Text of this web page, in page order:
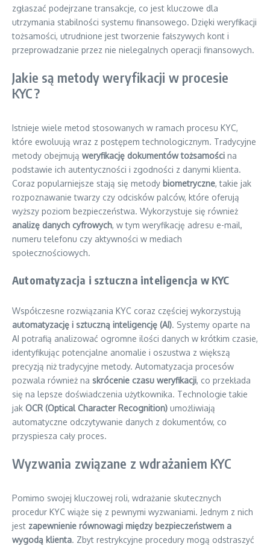
zgłaszać podejrzane transakcje, co jest kluczowe dla
utrzymania stabilności systemu finansowego. Dzięki weryfikacji
tożsamości, utrudnione jest tworzenie fałszywych kont i
przeprowadzanie przez nie nielegalnych operacji finansowych.
Jakie są metody weryfikacji w procesie
KYC?
Istnieje wiele metod stosowanych w ramach procesu KYC,
które ewoluują wraz z postępem technologicznym. Tradycyjne
metody obejmują weryfikację dokumentów tożsamości na
podstawie ich autentyczności i zgodności z danymi klienta.
Coraz popularniejsze stają się metody biometryczne, takie jak
rozpoznawanie twarzy czy odcisków palców, które oferują
wyższy poziom bezpieczeństwa. Wykorzystuje się również
analizę danych cyfrowych, w tym weryfikację adresu e-mail,
numeru telefonu czy aktywności w mediach
społecznościowych.
Automatyzacja i sztuczna inteligencja w KYC
Współczesne rozwiązania KYC coraz częściej wykorzystują
automatyzację i sztuczną inteligencję (AI). Systemy oparte na
AI potrafią analizować ogromne ilości danych w krótkim czasie,
identyfikując potencjalne anomalie i oszustwa z większą
precyzją niż tradycyjne metody. Automatyzacja procesów
pozwala również na skrócenie czasu weryfikacji, co przekłada
się na lepsze doświadczenia użytkownika. Technologie takie
jak OCR (Optical Character Recognition) umożliwiają
automatyczne odczytywanie danych z dokumentów, co
przyspiesza cały proces.
Wyzwania związane z wdrażaniem KYC
Pomimo swojej kluczowej roli, wdrażanie skutecznych
procedur KYC wiąże się z pewnymi wyzwaniami. Jednym z nich
jest zapewnienie równowagi między bezpieczeństwem a
wygodą klienta. Zbyt restrykcyjne procedury mogą odstraszyć